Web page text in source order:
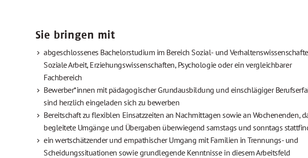
Sie bringen mit
abgeschlossenes Bachelorstudium im Bereich Sozial- und
Soziale Arbeit, Erziehungswissenschaften, Psychologie oder ein vergleichbarer
Fachbereich
Bewerber*innen mit pädagogischer Grundausbildung und einschlägiger
sind herzlich eingeladen sich zu bewerben
Bereitschaft zu flexiblen Einsatzzeiten an Nachmittagen sowie an Wochenenden,
begleitete Umgänge und Übergaben überwiegend samstags und sonntags
ein wertschätzender und empathischer Umgang mit Familien in Trennungs- und
Scheidungssituationen sowie grundlegende Kenntnisse in diesem Arbeitsfeld